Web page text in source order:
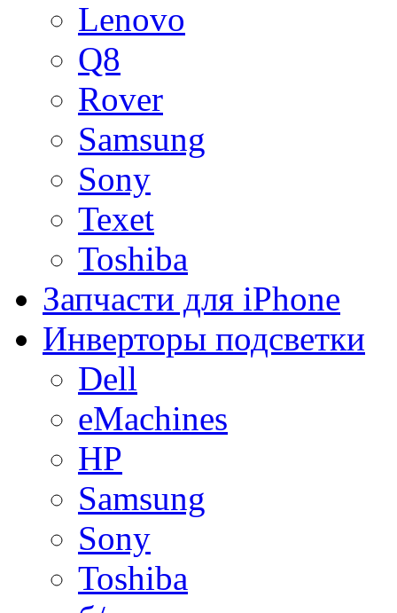
Lenovo
Q8
Rover
Samsung
Sony
Texet
Toshiba
Запчасти для iPhone
Инверторы подсветки
Dell
eMachines
HP
Samsung
Sony
Toshiba